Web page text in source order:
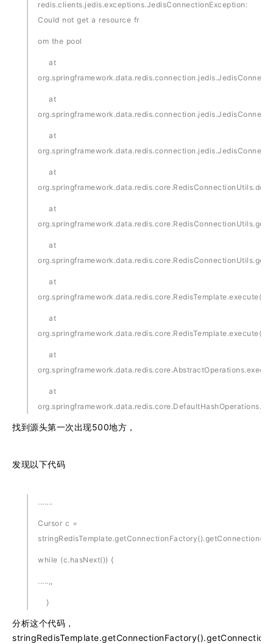
redis.clients.jedis.exceptions.JedisConnectionException:
Could not get a resource fr
om the pool
at
at
at
at
at
at
at
at
at
at
找到源头第一次出现500地方，
发现以下代码
.......
Cursor c =
while (c.hasNext()) {
.....,,
}
分析这个代码，